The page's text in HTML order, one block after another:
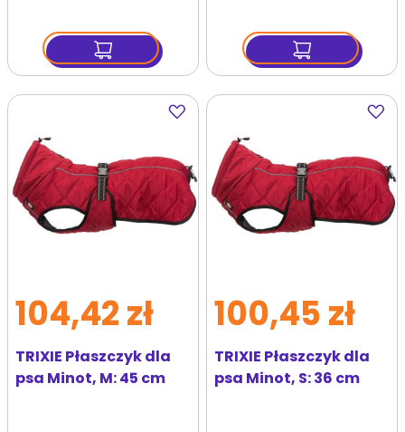
Dodaj
do
TRIXIE Płaszczyk dla
psa Minot, M: 45 cm
104,42 zł
Dodaj
do
TRIXIE Płaszczyk dla
psa Minot, S: 36 cm
100,45 zł